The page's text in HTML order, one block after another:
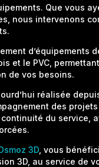
Que vous
nous intervenons
d’équipements
et le PVC,
de vos besoins.
réalisée
des
du service,
3D , vous
3D, au service de